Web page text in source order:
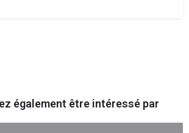
également être intéressé par